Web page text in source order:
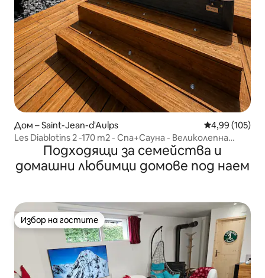
Дом – Saint-Jean-d'Aulps Средна
4,99 (105)
Les Diablotins 2 -170 m2 - Спа+Сауна - Великолепна
Подходящи за семейства и
домашни любимци домове под наем
Избор на гостите
Избор на гостите